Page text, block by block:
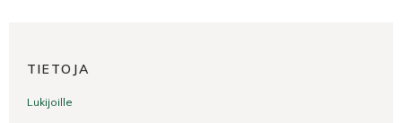
TIETOJA
Lukijoille